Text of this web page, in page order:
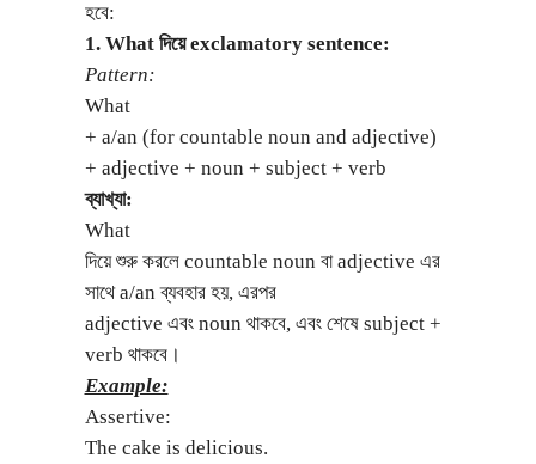
হবে:
1. What দিয়ে exclamatory sentence:
Pattern:
What
+ a/an (for countable noun and adjective)
+ adjective + noun + subject + verb
ব্যাখ্যা:
What
দিয়ে শুরু করলে countable noun বা adjective এর
সাথে a/an ব্যবহার হয়, এরপর
adjective এবং noun থাকবে, এবং শেষে subject +
verb থাকবে।
Example:
Assertive:
The cake is delicious.